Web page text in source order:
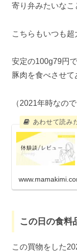
寄り弁みたいな
こちらもいつも超
安定の100g79円
豚肉を食べさせて
（2021年時なの
この日の食料
この買物をした